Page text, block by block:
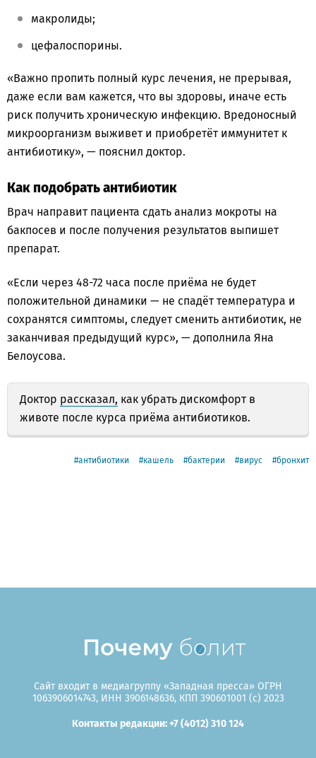
макролиды;
цефалоспорины.
«Важно пропить полный курс лечения, не прерывая,
даже если вам кажется, что вы здоровы, иначе есть
риск получить хроническую инфекцию. Вредоносный
микроорганизм выживет и приобретёт иммунитет к
антибиотику», — пояснил доктор.
Как подобрать антибиотик
Врач направит пациента сдать анализ мокроты на
бакпосев и после получения результатов выпишет
препарат.
«Если через 48-72 часа после приёма не будет
положительной динамики — не спадёт температура и
сохранятся симптомы, следует сменить антибиотик, не
заканчивая предыдущий курс», — дополнила Яна
Белоусова.
Доктор рассказал, как убрать дискомфорт в
животе после курса приёма антибиотиков.
антибиотики кашель бактерии вирус бронхит
Сайт входит в медиагруппу «Западная пресса» ОГРН
1063906014743, ИНН 3906148636, КПП 390601001 (c) 2023
Контакты редакции: +7 (4012) 310 124